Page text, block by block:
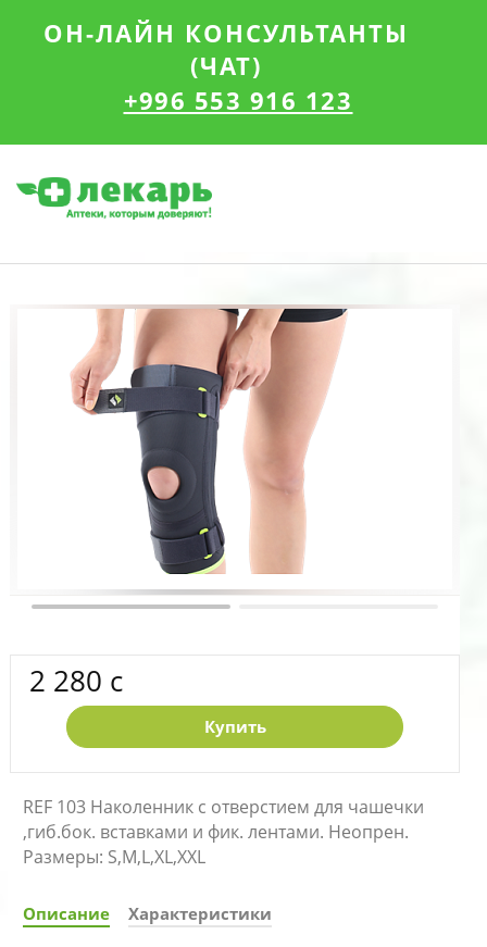
ОН-ЛАЙН КОНСУЛЬТАНТЫ
(ЧАТ)
+996 553 916 123
2 280 c
Купить
REF 103 Наколенник с отверстием для чашечки
,гиб.бок. вставками и фик. лентами. Неопрен.
Размеры: S,M,L,XL,XXL
Описание Характеристики